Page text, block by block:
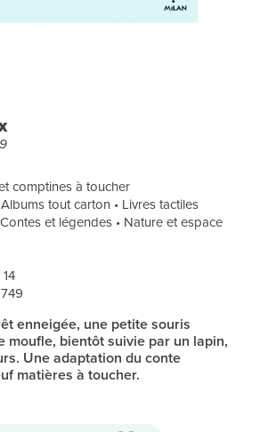
comptines à toucher
tout carton • Livres tactiles
et légendes • Nature et espace
enneigée, une petite souris
moufle, bientôt suivie par un lapin,
Une adaptation du conte
matières à toucher.